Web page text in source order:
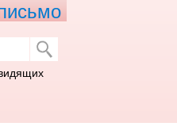
объектах в